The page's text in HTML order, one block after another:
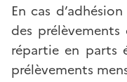
En cas
des
répartie en parts
prélèvements